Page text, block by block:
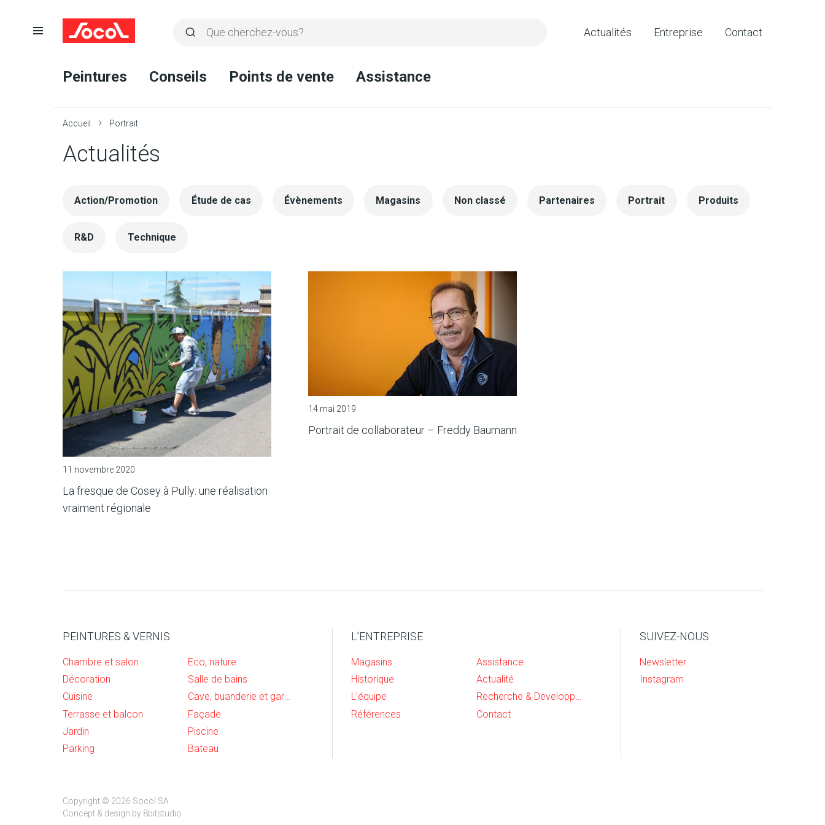
Rechercher
recherche
Ouvrir
Peintures Conseils Points de vente Assistance
Actualités Entreprise Contact
Accueil Portrait
Actualités
Action/Promotion Étude de cas Évènements Magasins Non classé Partenaires Portrait Produits
R&D Technique
11 novembre 2020
La fresque de Cosey à Pully: une réalisation
vraiment régionale
14 mai 2019
Portrait de collaborateur – Freddy Baumann
PEINTURES & VERNIS
Chambre et salon
Eco, nature
Décoration
Salle de bains
Cuisine
Cave, buanderie et garage
Terrasse et balcon
Façade
Jardin
Piscine
Parking
Bateau
L’ENTREPRISE
Magasins
Assistance
Historique
Actualité
L’équipe
Recherche & Developpement
Références
Contact
SUIVEZ-NOUS
Newsletter
Instagram
Copyright © 2026 Socol SA
Concept & design by 8bitstudio